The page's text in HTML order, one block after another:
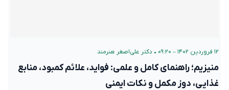
۱۲ فروردین ۱۴۰۲ – ۰۹:۲۰ • دکتر علی‌اصغر هنرمند
منیزیم؛ راهنمای کامل و علمی: فواید، علائم کمبود، منابع
غذایی، دوز مکمل و نکات ایمنی